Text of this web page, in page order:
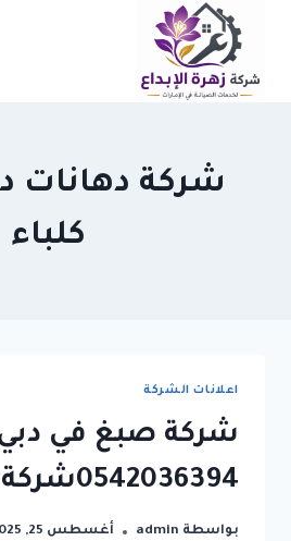
التجاوز
المحتوى
شركة دهانات
كلباء
اعلانات الشركة
شركة صبغ في
0542036394شركة العالمية
بواسطة admin أغسطس 25, 2025